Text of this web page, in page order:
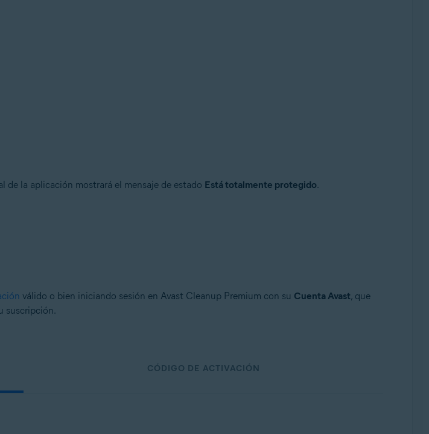
la aplicación mostrará el mensaje de estado Está totalmente protegido.
válido o bien iniciando sesión en Avast Cleanup Premium con su Cuenta Avast, que
suscripción.
CÓDIGO DE ACTIVACIÓN